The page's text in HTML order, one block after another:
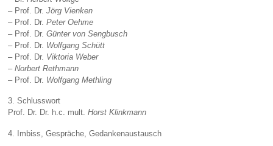
– Prof. Dr.Jörg Vienken
– Prof. Dr.Peter Oehme
– Prof. Dr.Günter von Sengbusch
– Prof. Dr. Wolfgang Schütt
– Prof. Dr. Viktoria Weber
–Norbert Rethmann
– Prof. Dr. Wolfgang Methling
3. Schlusswort
Prof. Dr. Dr. h.c. mult.Horst Klinkmann
4. Imbiss, Gespräche, Gedankenaustausch